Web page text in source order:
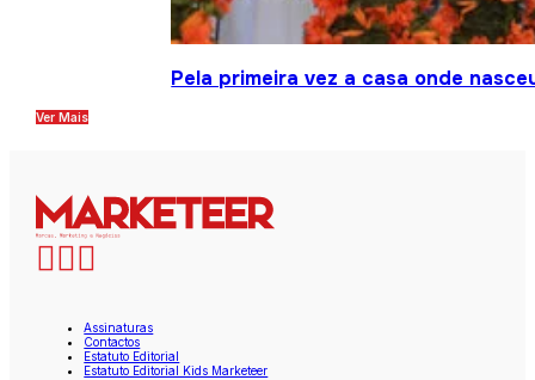
Pela primeira vez a casa onde
Ver Mais
Assinaturas
Contactos
Estatuto Editorial
Estatuto Editorial Kids Marketeer